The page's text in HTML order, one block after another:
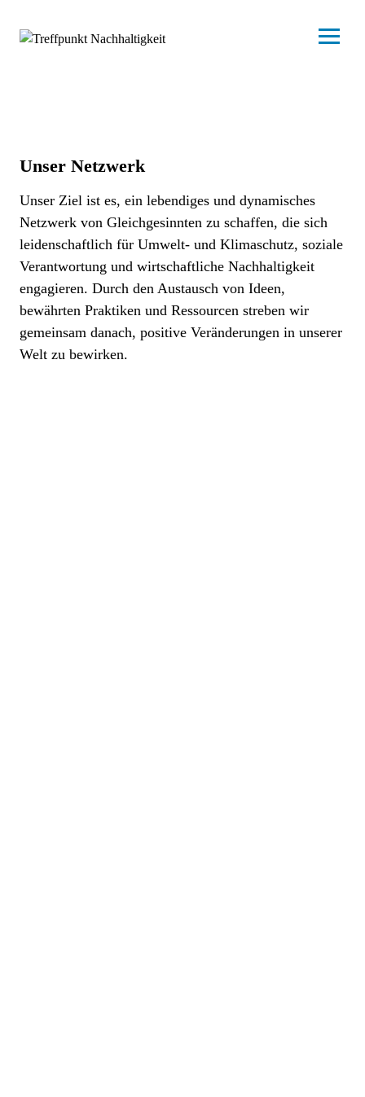
Unser Netzwerk
Unser Ziel ist es, ein lebendiges und dynamisches
Netzwerk von Gleichgesinnten zu schaffen, die sich
leidenschaftlich für Umwelt- und Klimaschutz, soziale
Verantwortung und wirtschaftliche Nachhaltigkeit
engagieren. Durch den Austausch von Ideen,
bewährten Praktiken und Ressourcen streben wir
gemeinsam danach, positive Veränderungen in unserer
Welt zu bewirken.